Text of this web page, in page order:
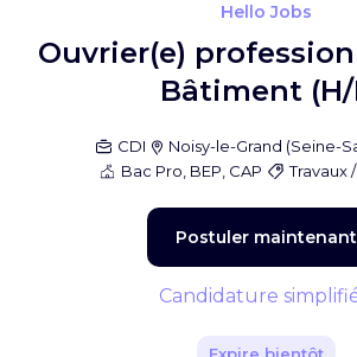
Hello Jobs
Ouvrier(e)
Bâtiment (H/
CDI Noisy-le-Grand (Seine-
Bac Pro, BEP, CAP
Travaux
Postuler maintenant
Candidature